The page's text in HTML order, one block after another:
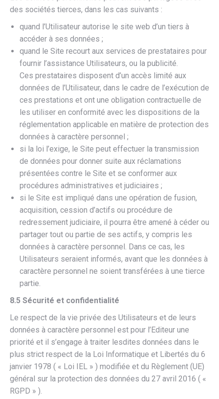
des sociétés tierces, dans les cas suivants :
quand l’Utilisateur autorise le site web d’un tiers à
accéder à ses données ;
quand le Site recourt aux services de prestataires pour
fournir l’assistance Utilisateurs, ou la publicité.
Ces prestataires disposent d’un accès limité aux
données de l’Utilisateur, dans le cadre de l’exécution de
ces prestations et ont une obligation contractuelle de
les utiliser en conformité avec les dispositions de la
réglementation applicable en matière de protection des
données à caractère personnel ;
si la loi l’exige, le Site peut effectuer la transmission
de données pour donner suite aux réclamations
présentées contre le Site et se conformer aux
procédures administratives et judiciaires ;
si le Site est impliqué dans une opération de fusion,
acquisition, cession d’actifs ou procédure de
redressement judiciaire, il pourra être amené à céder ou
partager tout ou partie de ses actifs, y compris les
données à caractère personnel. Dans ce cas, les
Utilisateurs seraient informés, avant que les données à
caractère personnel ne soient transférées à une tierce
partie.
8.5 Sécurité et confidentialité
Le respect de la vie privée des Utilisateurs et de leurs
données à caractère personnel est pour l’Editeur une
priorité et il s’engage à traiter lesdites données dans le
plus strict respect de la Loi Informatique et Libertés du 6
janvier 1978 ( « Loi IEL » ) modifiée et du Règlement (UE)
général sur la protection des données du 27 avril 2016 ( «
RGPD » ).